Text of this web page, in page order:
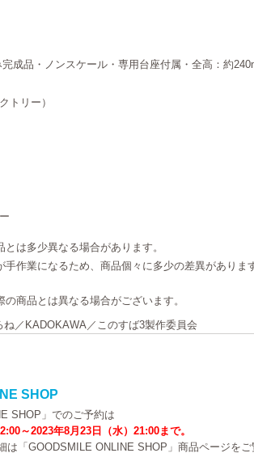
成品・ノンスケール・専用台座付属・全高：約
トリー）
は多少異なる場合があります。
手作業になるため、商品個々に多少の差異がありま
商品とは異なる場合がございます。
／KADOKAWA／このすば3製作委員会
SHOP
SHOP」でのご予約は
～2023年8月23日（水）21:00まで。
は「GOODSMILE ONLINE SHOP」商品ページをご